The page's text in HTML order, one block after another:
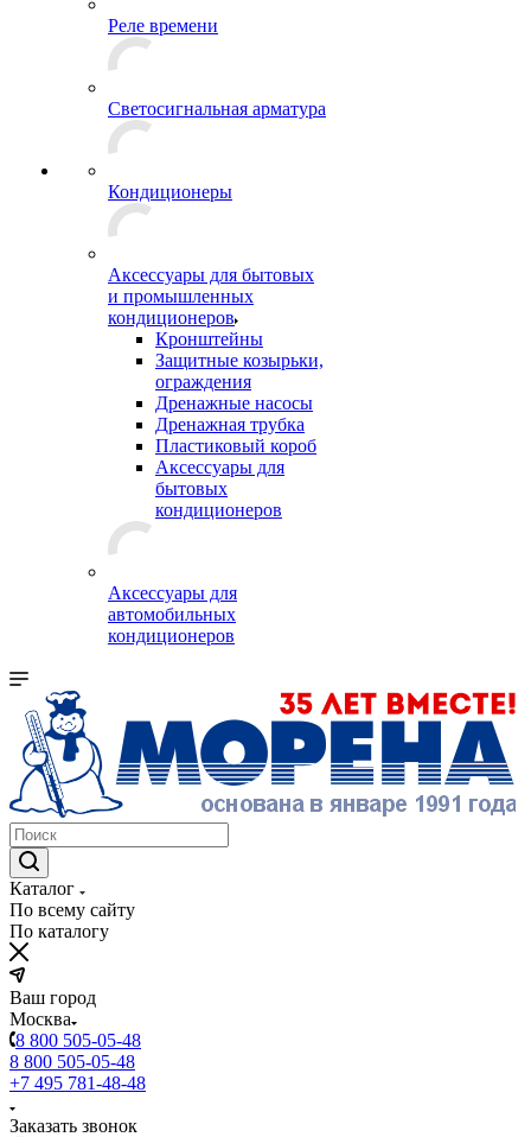
Реле времени
Светосигнальная арматура
Кондиционеры
Аксессуары для бытовых
и промышленных
кондиционеров
Кронштейны
Защитные козырьки,
ограждения
Дренажные насосы
Дренажная трубка
Пластиковый короб
Аксессуары для
бытовых
кондиционеров
Аксессуары для
автомобильных
кондиционеров
Каталог
По всему сайту
По каталогу
Ваш город
Москва
8 800 505-05-48
8 800 505-05-48
+7 495 781-48-48
Заказать звонок